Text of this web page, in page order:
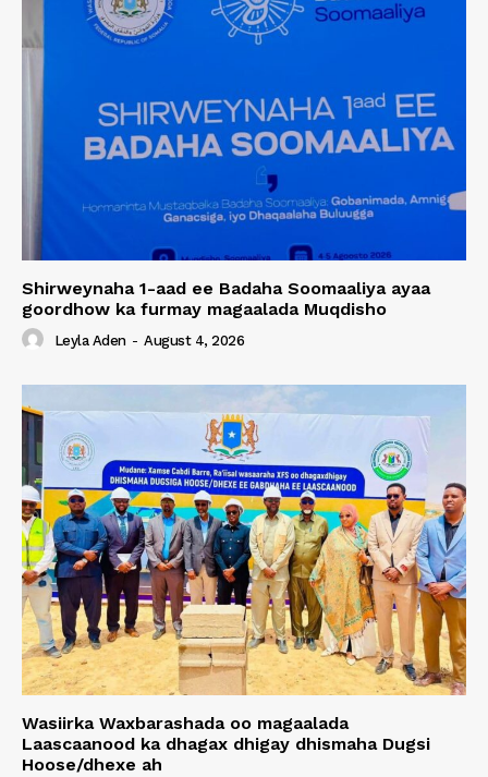
Shirweynaha 1-aad ee Badaha Soomaaliya ayaa
goordhow ka furmay magaalada Muqdisho
Leyla Aden - August 4, 2026
Wasiirka Waxbarashada oo magaalada
Laascaanood ka dhagax dhigay dhismaha Dugsi
Hoose/dhexe ah